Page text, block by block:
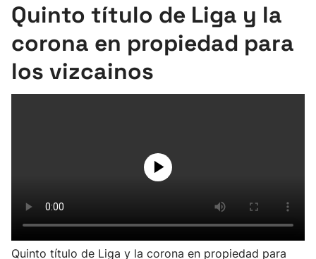
Pelota
Remo
Quinto título de Liga y la
corona en propiedad para
los vizcainos
Quinto título de Liga y la corona en propiedad para